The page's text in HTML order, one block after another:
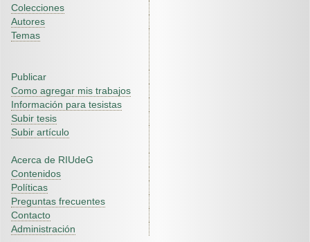
Colecciones
Autores
Temas
Publicar
Como agregar mis trabajos
Información para tesistas
Subir tesis
Subir artículo
Acerca de RIUdeG
Contenidos
Políticas
Preguntas frecuentes
Contacto
Administración